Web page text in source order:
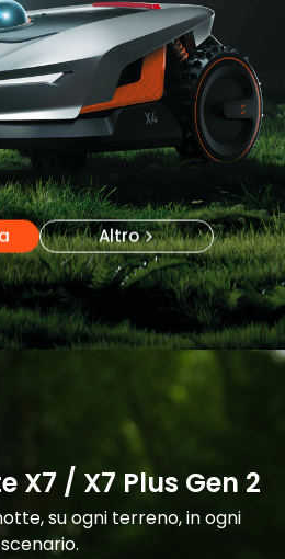
più vicino
Altro
Altro
X7 / X7 Plus Gen 2
su ogni terreno, in ogni
scenario.